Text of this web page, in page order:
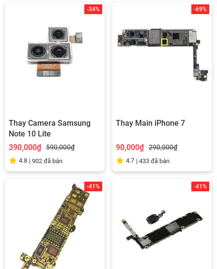
-34%
Thay Camera Samsung
Note 10 Lite
390,000₫
590,000₫
4.8 | 902 đã bán
-69%
Thay Main iPhone 7
90,000₫ 290,000₫
4.7 | 433 đã bán
-41% -41%